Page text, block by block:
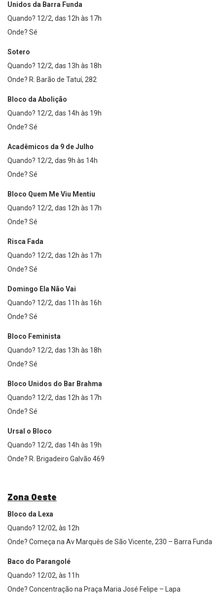
Unidos da Barra Funda
Quando? 12/2, das 12h às 17h
Onde? Sé
Sotero
Quando? 12/2, das 13h às 18h
Onde? R. Barão de Tatuí, 282
Bloco da Abolição
Quando? 12/2, das 14h às 19h
Onde? Sé
Acadêmicos da 9 de Julho
Quando? 12/2, das 9h às 14h
Onde? Sé
Bloco Quem Me Viu Mentiu
Quando? 12/2, das 12h às 17h
Onde? Sé
Risca Fada
Quando? 12/2, das 12h às 17h
Onde? Sé
Domingo Ela Não Vai
Quando? 12/2, das 11h às 16h
Onde? Sé
Bloco Feminista
Quando? 12/2, das 13h às 18h
Onde? Sé
Bloco Unidos do Bar Brahma
Quando? 12/2, das 12h às 17h
Onde? Sé
Ursal o Bloco
Quando? 12/2, das 14h às 19h
Onde? R. Brigadeiro Galvão 469
Zona Oeste
Bloco da Lexa
Quando? 12/02, às 12h
Onde? Começa na Av Marquês de São Vicente, 230 – Barra Funda
Baco do Parangolé
Quando? 12/02, às 11h
Onde? Concentração na Praça Maria José Felipe – Lapa